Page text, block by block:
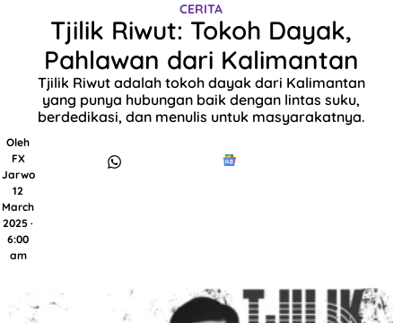
CERITA
Tjilik Riwut: Tokoh Dayak,
Pahlawan dari Kalimantan
Tjilik Riwut adalah tokoh dayak dari Kalimantan
yang punya hubungan baik dengan lintas suku,
berdedikasi, dan menulis untuk masyarakatnya.
Oleh
FX
Jarwo
12
March
2025 ·
6:00
am